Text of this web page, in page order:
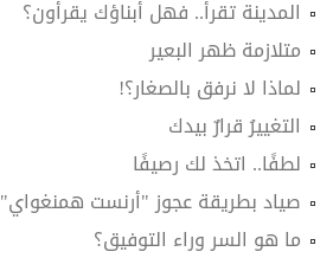
المدينة تقرأ.. فهل أبناؤك يقرأون؟
متلازمة ظهر البعير
لماذا لا نرفق بالصغار؟!
التغييرُ قرارٌ بيدك
لطفًا.. اتخذ لك رصيفًا
صياد بطريقة عجوز "أرنست همنغواي"
ما هو السر وراء التوفيق؟